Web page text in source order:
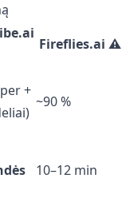
Fireflies.ai ⚠️
+
~90 %
10–12 min